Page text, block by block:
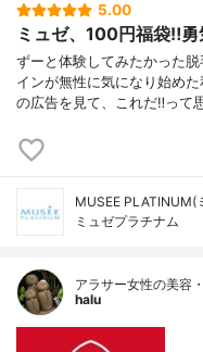
5.00
ミュゼ、100円福袋‼︎
ずーと体験してみたかった
インが無性に気になり始め
の広告を見て、これだ‼︎って
MUSEE PLATINUM(
ミュゼプラチナム
アラサー女性の美容
halu